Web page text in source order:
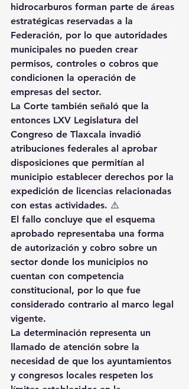
hidrocarburos forman parte de áreas
estratégicas reservadas a la
Federación, por lo que autoridades
municipales no pueden crear
permisos, controles o cobros que
condicionen la operación de
empresas del sector.
La Corte también señaló que la
entonces LXV Legislatura del
Congreso de Tlaxcala invadió
atribuciones federales al aprobar
disposiciones que permitían al
municipio establecer derechos por la
expedición de licencias relacionadas
con estas actividades. ⚠️
El fallo concluye que el esquema
aprobado representaba una forma
de autorización y cobro sobre un
sector donde los municipios no
cuentan con competencia
constitucional, por lo que fue
considerado contrario al marco legal
vigente.
La determinación representa un
llamado de atención sobre la
necesidad de que los ayuntamientos
y congresos locales respeten los